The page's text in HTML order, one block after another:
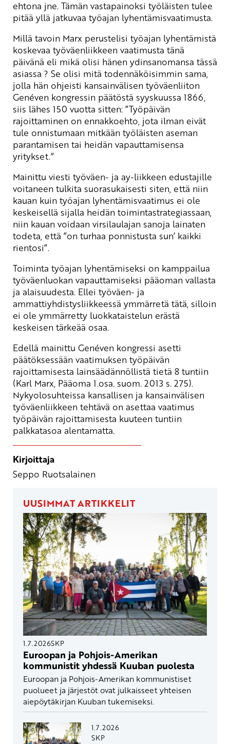
ehtona jne. Tämän vastapainoksi työläisten tulee
pitää yllä jatkuvaa työajan lyhentämisvaatimusta.
Millä tavoin Marx perustelisi työajan lyhentämistä
koskevaa työväenliikkeen vaatimusta tänä
päivänä eli mikä olisi hänen ydinsanomansa tässä
asiassa ? Se olisi mitä todennäköisimmin sama,
jolla hän ohjeisti kansainvälisen työväenliiton
Genéven kongressin päätöstä syyskuussa 1866,
siis lähes 150 vuotta sitten: ”Työpäivän
rajoittaminen on ennakkoehto, jota ilman eivät
tule onnistumaan mitkään työläisten aseman
parantamisen tai heidän vapauttamisensa
yritykset.”
Mainittu viesti työväen- ja ay-liikkeen edustajille
voitaneen tulkita suorasukaisesti siten, että niin
kauan kuin työajan lyhentämisvaatimus ei ole
keskeisellä sijalla heidän toimintastrategiassaan,
niin kauan voidaan virsilaulajan sanoja lainaten
todeta, että ”on turhaa ponnistusta sun’ kaikki
rientosi”.
Toiminta työajan lyhentämiseksi on kamppailua
työväenluokan vapauttamiseksi pääoman vallasta
ja alaisuudesta. Ellei työväen- ja
ammattiyhdistysliikkeessä ymmärretä tätä, silloin
ei ole ymmärretty luokkataistelun erästä
keskeisen tärkeää osaa.
Edellä mainittu Genéven kongressi asetti
päätöksessään vaatimuksen työpäivän
rajoittamisesta lainsäädännöllistä tietä 8 tuntiin
(Karl Marx, Pääoma 1.osa. suom. 2013 s. 275).
Nykyolosuhteissa kansallisen ja kansainvälisen
työväenliikkeen tehtävä on asettaa vaatimus
työpäivän rajoittamisesta kuuteen tuntiin
palkkatasoa alentamatta.
Kirjoittaja
Seppo Ruotsalainen
UUSIMMAT ARTIKKELIT
1.7.2026SKP
Euroopan ja Pohjois-Amerikan
kommunistit yhdessä Kuuban puolesta
Euroopan ja Pohjois-Amerikan kommunistiset
puolueet ja järjestöt ovat julkaisseet yhteisen
aiepöytäkirjan Kuuban tukemiseksi.
1.7.2026
SKP